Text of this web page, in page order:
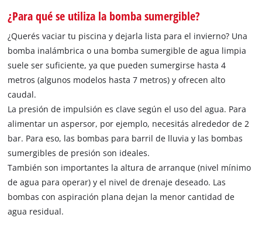
¿Para qué se utiliza la bomba sumergible?
¿Querés vaciar tu piscina y dejarla lista para el invierno? Una
bomba inalámbrica o una bomba sumergible de agua limpia
suele ser suficiente, ya que pueden sumergirse hasta 4
metros (algunos modelos hasta 7 metros) y ofrecen alto
caudal.
La presión de impulsión es clave según el uso del agua. Para
alimentar un aspersor, por ejemplo, necesitás alrededor de 2
bar. Para eso, las bombas para barril de lluvia y las bombas
sumergibles de presión son ideales.
También son importantes la altura de arranque (nivel mínimo
de agua para operar) y el nivel de drenaje deseado. Las
bombas con aspiración plana dejan la menor cantidad de
agua residual.